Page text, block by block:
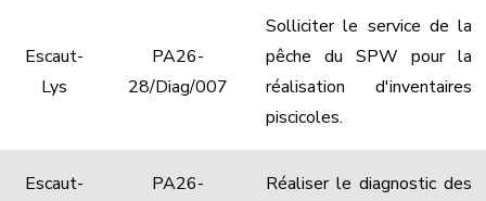
Escaut-
Lys
PA26-
28/Diag/007
Solliciter le service de la
pêche du SPW pour la
réalisation d'inventaires
piscicoles.
Escaut-
PA26-
Réaliser le diagnostic des